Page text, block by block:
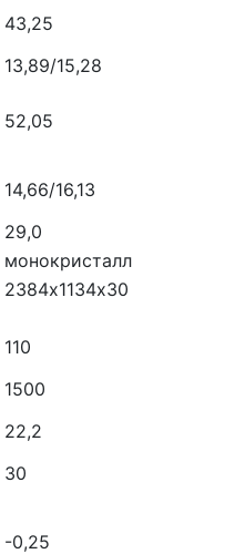
43,25
13,89/15,28
52,05
14,66/16,13
29,0
монокристалл
2384х1134х30
110
1500
22,2
30
-0,25